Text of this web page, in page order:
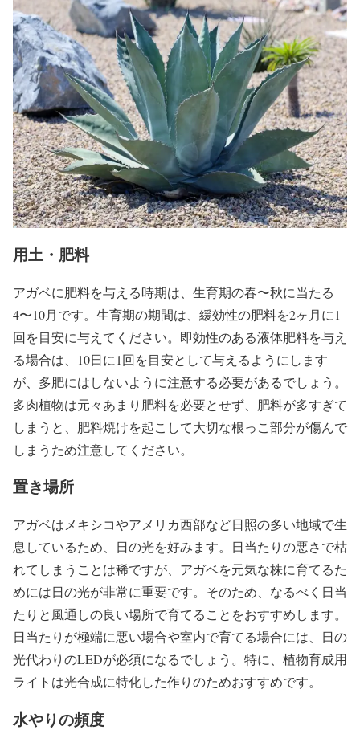
用土・肥料
アガベに肥料を与える時期は、生育期の春〜秋に当たる
4〜10月です。生育期の期間は、緩効性の肥料を2ヶ月に1
回を目安に与えてください。即効性のある液体肥料を与え
る場合は、10日に1回を目安として与えるようにします
が、多肥にはしないように注意する必要があるでしょう。
多肉植物は元々あまり肥料を必要とせず、肥料が多すぎて
しまうと、肥料焼けを起こして大切な根っこ部分が傷んで
しまうため注意してください。
置き場所
アガベはメキシコやアメリカ西部など日照の多い地域で生
息しているため、日の光を好みます。日当たりの悪さで枯
れてしまうことは稀ですが、アガベを元気な株に育てるた
めには日の光が非常に重要です。そのため、なるべく日当
たりと風通しの良い場所で育てることをおすすめします。
日当たりが極端に悪い場合や室内で育てる場合には、日の
光代わりのLEDが必須になるでしょう。特に、植物育成用
ライトは光合成に特化した作りのためおすすめです。
水やりの頻度